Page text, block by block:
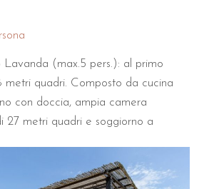
(max.5 pers.): al primo
metri quadri. Composto da cucina
con doccia, ampia camera
27 metri quadri e soggiorno a